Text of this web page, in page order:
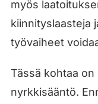
myös
kiinnityslaasteja
työvaiheet
Tässä kohtaa
nyrkkisääntö.